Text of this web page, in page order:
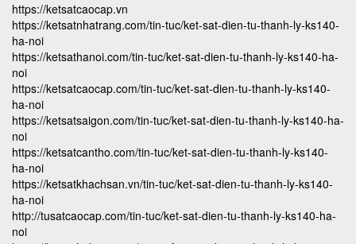
https://ketsatcaocap.vn
https://ketsatnhatrang.com/tin-tuc/ket-sat-dien-tu-thanh-ly-ks140-
ha-noi
https://ketsathanoi.com/tin-tuc/ket-sat-dien-tu-thanh-ly-ks140-ha-
noi
https://ketsatcaocap.com/tin-tuc/ket-sat-dien-tu-thanh-ly-ks140-
ha-noi
https://ketsatsaigon.com/tin-tuc/ket-sat-dien-tu-thanh-ly-ks140-ha-
noi
https://ketsatcantho.com/tin-tuc/ket-sat-dien-tu-thanh-ly-ks140-
ha-noi
https://ketsatkhachsan.vn/tin-tuc/ket-sat-dien-tu-thanh-ly-ks140-
ha-noi
http://tusatcaocap.com/tin-tuc/ket-sat-dien-tu-thanh-ly-ks140-ha-
noi